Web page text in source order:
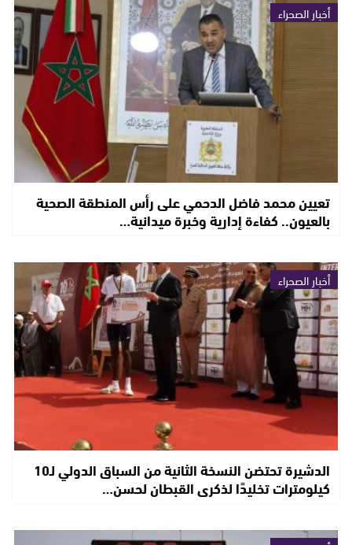
أخبار الصحراء
تعيين محمد فاضل الدحمي على رأس المنطقة الصحية
بالعيون.. كفاءة إدارية وخبرة ميدانية…
أخبار الصحراء
الدشيرة تحتضن النسخة الثانية من السباق الدولي لـ10
كيلومترات تخليدًا لذكرى القبطان لحسن…